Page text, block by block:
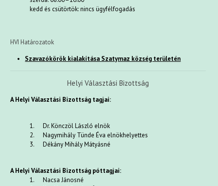
kedd és csütörtök: nincs ügyfélfogadás
HVI Határozatok
Szavazókörök kialakítása Szatymaz község területén
Helyi Választási Bizottság
A Helyi Választási Bizottság tagjai:
1. Dr. Könczöl László elnök
2. Nagymihály Tünde Éva elnökhelyettes
3. Dékány Mihály Mátyásné
A Helyi Választási Bizottság póttagjai:
1. Nacsa Jánosné